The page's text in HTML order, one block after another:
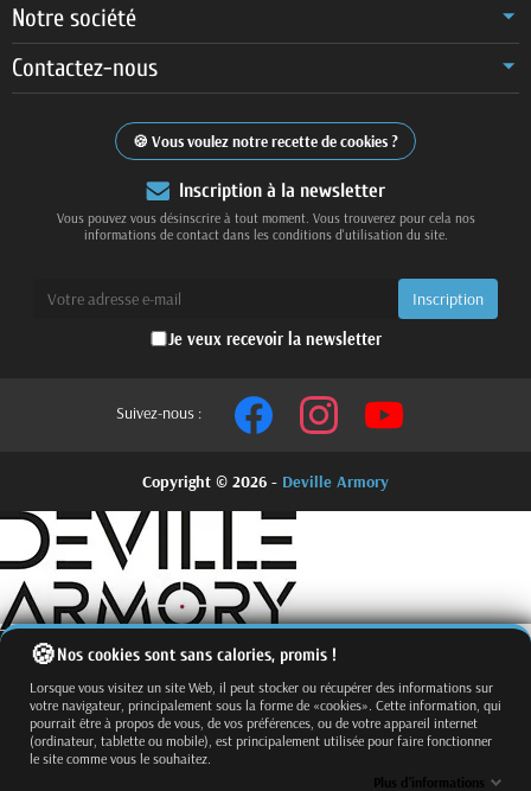
Notre société
Contactez-nous
Vous voulez notre recette de cookies ?
Inscription à la newsletter
Vous pouvez vous désinscrire à tout moment. Vous trouverez pour cela nos
informations de contact dans les conditions d'utilisation du site.
Je veux recevoir la newsletter
Suivez-nous :
Copyright © 2026 - Deville Armory
Nos cookies sont sans calories, promis !
Lorsque vous visitez un site Web, il peut stocker ou récupérer des informations sur
votre navigateur, principalement sous la forme de «cookies». Cette information, qui
pourrait être à propos de vous, de vos préférences, ou de votre appareil internet
(ordinateur, tablette ou mobile), est principalement utilisée pour faire fonctionner
le site comme vous le souhaitez.
Plus d'informations
Fermer